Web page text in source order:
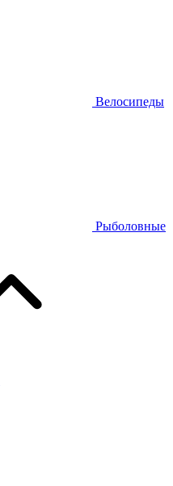
Велосипеды
Рыболовные